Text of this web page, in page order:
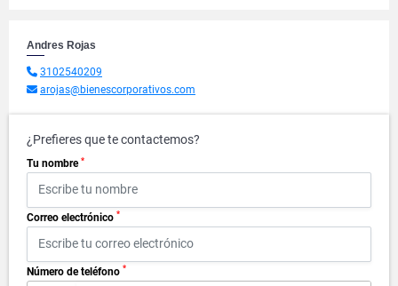
Andres Rojas
3102540209
arojas@bienescorporativos.com
¿Prefieres que te contactemos?
Tu nombre *
Correo electrónico *
Número de teléfono *